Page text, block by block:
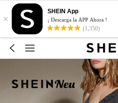
×
SHEIN App
¡ Descarga la APP Ahora !
(1,350)